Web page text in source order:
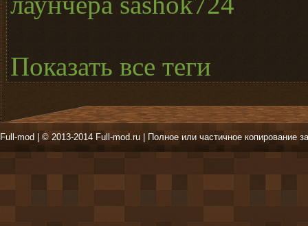
Показать все теги
Full-mod | © 2013-2014 Full-mod.ru | Полное или частичное копирование